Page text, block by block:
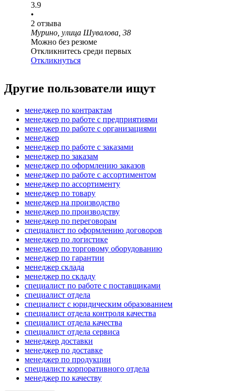
3.9
•
2 отзыва
Мурино, улица Шувалова, 38
Можно без резюме
Откликнитесь среди первых
Откликнуться
Другие пользователи ищут
менеджер по контрактам
менеджер по работе с предприятиями
менеджер по работе с организациями
менеджер
менеджер по работе с заказами
менеджер по заказам
менеджер по оформлению заказов
менеджер по работе с ассортиментом
менеджер по ассортименту
менеджер по товару
менеджер на производство
менеджер по производству
менеджер по переговорам
специалист по оформлению договоров
менеджер по логистике
менеджер по торговому оборудованию
менеджер по гарантии
менеджер склада
менеджер по складу
специалист по работе с поставщиками
специалист отдела
специалист с юридическим образованием
специалист отдела контроля качества
специалист отдела качества
специалист отдела сервиса
менеджер доставки
менеджер по доставке
менеджер по продукции
специалист корпоративного отдела
менеджер по качеству